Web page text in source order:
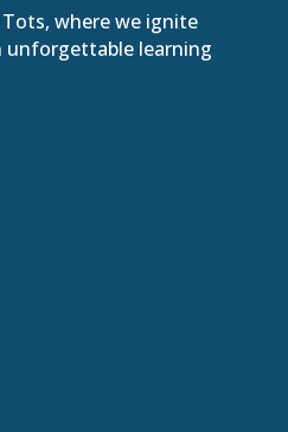
where we ignite
unforgettable learning